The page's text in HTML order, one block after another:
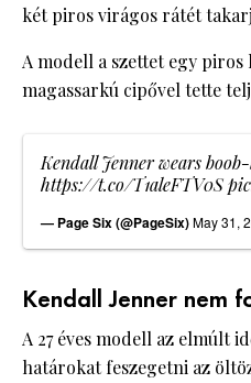
két piros virágos rátét
A modell a szettet egy piros
magassarkú cipővel tette
Kendall Jenner wears
https://t.co/T1aleFTV0S
— Page Six (@PageSix)May 31,
Kendall Jenner nem
A 27 éves modell az elmúlt
határokat feszegetni az